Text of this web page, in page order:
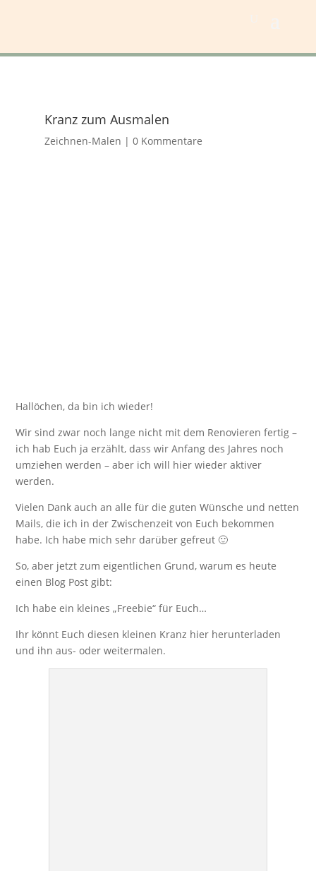
Kranz zum Ausmalen
Zeichnen-Malen | 0 Kommentare
Hallöchen, da bin ich wieder!
Wir sind zwar noch lange nicht mit dem Renovieren fertig –
ich hab Euch ja erzählt, dass wir Anfang des Jahres noch
umziehen werden – aber ich will hier wieder aktiver
werden.
Vielen Dank auch an alle für die guten Wünsche und netten
Mails, die ich in der Zwischenzeit von Euch bekommen
habe. Ich habe mich sehr darüber gefreut 🙂
So, aber jetzt zum eigentlichen Grund, warum es heute
einen Blog Post gibt:
Ich habe ein kleines „Freebie“ für Euch…
Ihr könnt Euch diesen kleinen Kranz hier herunterladen
und ihn aus- oder weitermalen.